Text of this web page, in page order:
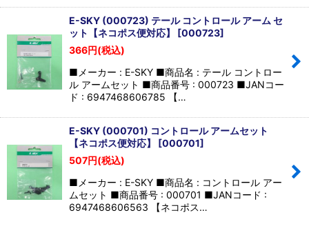
E-SKY (000723) テール コントロール アーム セ
ット【ネコポス便対応】 [000723]
366円(税込)
■メーカー : E-SKY ■商品名 : テール コントロー
ル アームセット ■商品番号 : 000723 ■JANコー
ド : 6947468606785 【…
E-SKY (000701) コントロール アームセット
【ネコポス便対応】 [000701]
507円(税込)
■メーカー : E-SKY ■商品名 : コントロール アー
ムセット ■商品番号 : 000701 ■JANコード :
6947468606563 【ネコポス…